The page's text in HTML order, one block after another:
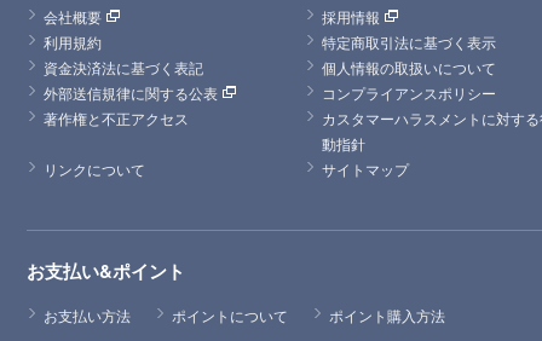
会社概要
採用情報
利用規約
特定商取引法に基づく表示
資金決済法に基づく表記
個人情報の取扱いについて
外部送信規律に関する公表
コンプライアンスポリシー
著作権と不正アクセス
カスタマーハラスメントに対す
動指針
リンクについて
サイトマップ
お支払い&ポイント
お支払い方法 ポイントについて ポイント購入方法